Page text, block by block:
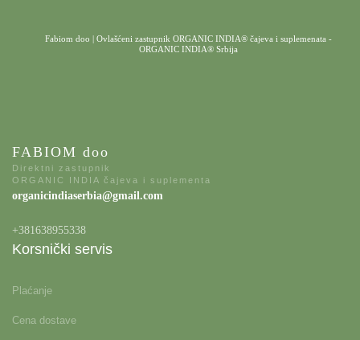
Fabiom doo | Ovlašćeni zastupnik ORGANIC INDIA® čajeva i suplemenata -
ORGANIC INDIA® Srbija
FABIOM doo
Direktni zastupnik
ORGANIC INDIA čajeva i suplementa
organicindiaserbia@gmail.com
+381638955338
Korsnički servis
Plaćanje
Cena dostave